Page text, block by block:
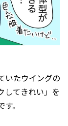
いたウイングの
してきれい」を
。